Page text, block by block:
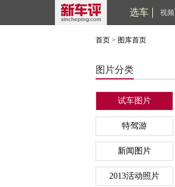
选车 视频
首页 > 图库首页
图片分类
试车图片
特驾游
新闻图片
2013活动照片